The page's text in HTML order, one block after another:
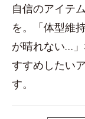
自信のアイテ
を。「体型維
が晴れない…
すすめしたい
す。